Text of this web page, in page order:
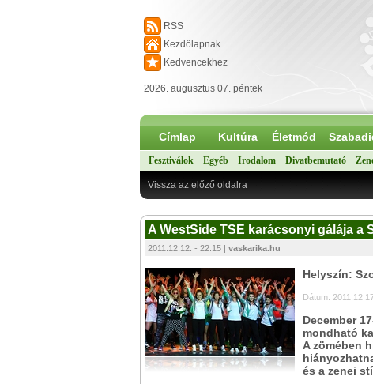
RSS
Kezdőlapnak
Kedvencekhez
2026. augusztus 07. péntek
Címlap Kultúra Életmód
Fesztiválok Egyéb Irodalom Divatbemutató
Vissza az előző oldalra
A WestSide TSE karácsonyi gálája a
2011.12.12. - 22:15 | vaskarika.hu
Helyszín:
Dátum:
December
mondható
A zömében
és a zenei